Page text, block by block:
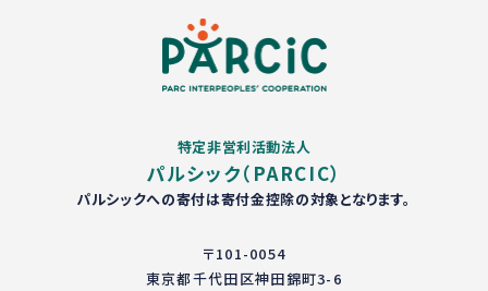
特定非営利活動法人
パルシック（PARCIC）
パルシックへの寄付は寄付金控除の対象となります。
〒101-0054
東京都千代田区神田錦町3-6